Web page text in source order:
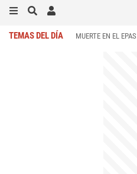
TEMAS DEL DÍA MUERTE EN EL EPAS